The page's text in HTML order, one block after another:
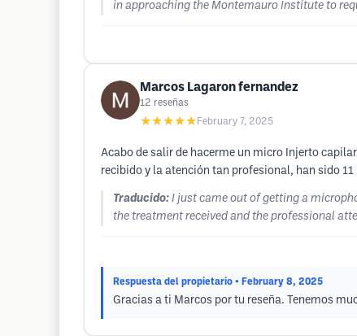
in approaching the Montemauro Institute to
Marcos Lagaron fernandez
12 reseñas
★★★★★ February 7, 2025
Acabo de salir de hacerme un micro Injerto
recibido y la atención tan profesional, han sido
Traducido: I just came out of getting a
the treatment received and the professional
Respuesta del propietario • February 8, 2025
Gracias a ti Marcos por tu reseña. Tenemos